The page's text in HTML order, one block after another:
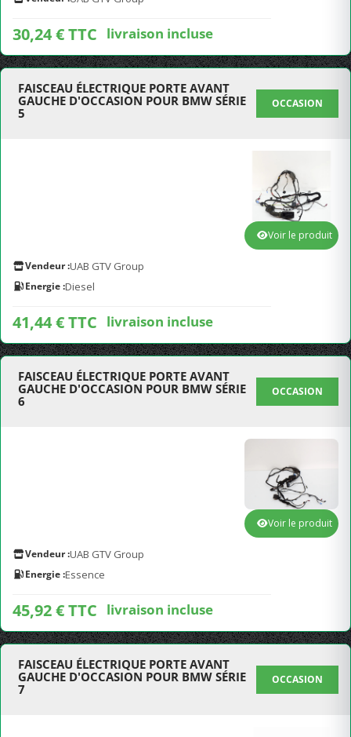
30,24 € TTC livraison incluse
FAISCEAU ÉLECTRIQUE PORTE AVANT
GAUCHE D'OCCASION POUR BMW SÉRIE
5
OCCASION
Vendeur :UAB GTV Group
Energie :Diesel
41,44 € TTC livraison incluse
Voir le produit
FAISCEAU ÉLECTRIQUE PORTE AVANT
GAUCHE D'OCCASION POUR BMW SÉRIE
6
OCCASION
Vendeur :UAB GTV Group
Energie :Essence
45,92 € TTC livraison incluse
Voir le produit
FAISCEAU ÉLECTRIQUE PORTE AVANT
GAUCHE D'OCCASION POUR BMW SÉRIE
7
OCCASION